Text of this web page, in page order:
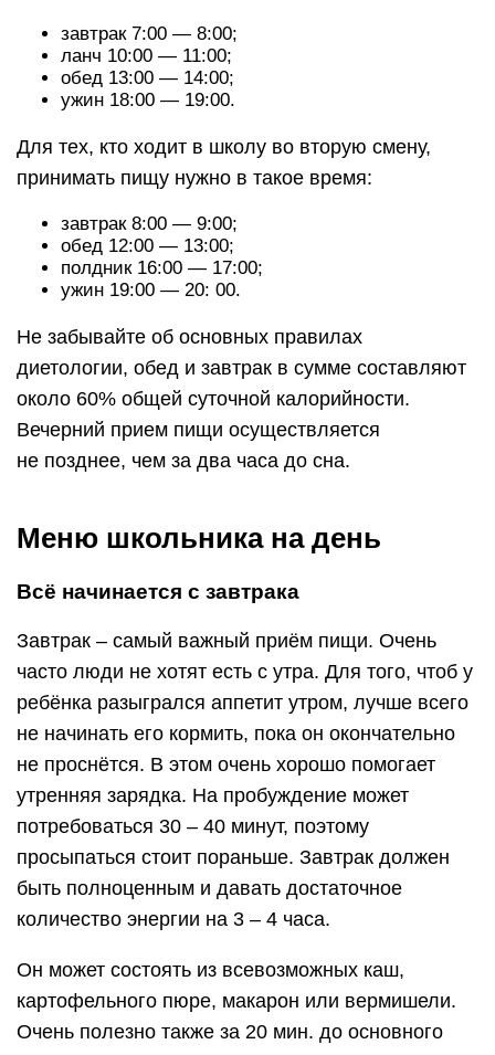
завтрак 7:00 — 8:00;
ланч 10:00 — 11:00;
обед 13:00 — 14:00;
ужин 18:00 — 19:00.
Для тех, кто ходит в школу во вторую смену,
принимать пищу нужно в такое время:
завтрак 8:00 — 9:00;
обед 12:00 — 13:00;
полдник 16:00 — 17:00;
ужин 19:00 — 20: 00.
Не забывайте об основных правилах
диетологии, обед и завтрак в сумме составляют
около 60% общей суточной калорийности.
Вечерний прием пищи осуществляется
не позднее, чем за два часа до сна.
Меню школьника на день
Всё начинается с завтрака
Завтрак – самый важный приём пищи. Очень
часто люди не хотят есть с утра. Для того, чтоб у
ребёнка разыгрался аппетит утром, лучше всего
не начинать его кормить, пока он окончательно
не проснётся. В этом очень хорошо помогает
утренняя зарядка. На пробуждение может
потребоваться 30 – 40 минут, поэтому
просыпаться стоит пораньше. Завтрак должен
быть полноценным и давать достаточное
количество энергии на 3 – 4 часа.
Он может состоять из всевозможных каш,
картофельного пюре, макарон или вермишели.
Очень полезно также за 20 мин. до основного